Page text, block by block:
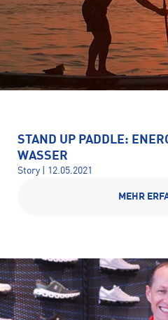
STAND UP PADDLE:
WASSER
Story | 12.05.2021
MEHR